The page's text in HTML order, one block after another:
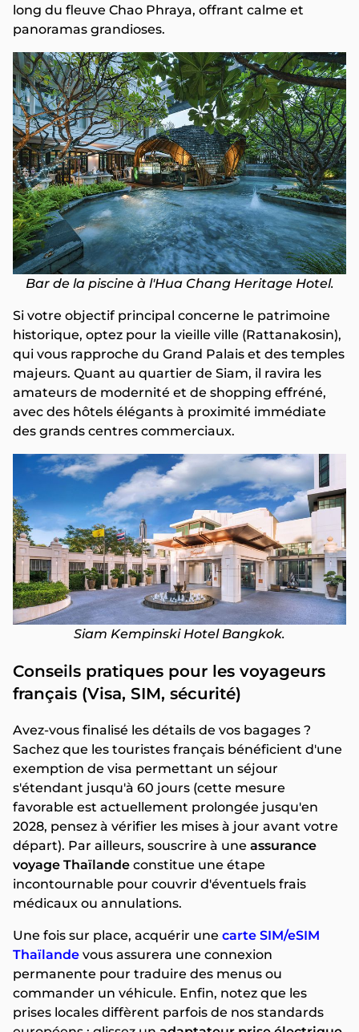
long du fleuve Chao Phraya, offrant calme et
panoramas grandioses.
Bar de la piscine à l'Hua Chang Heritage Hotel.
Si votre objectif principal concerne le patrimoine
historique, optez pour la vieille ville (Rattanakosin),
qui vous rapproche du Grand Palais et des temples
majeurs. Quant au quartier de Siam, il ravira les
amateurs de modernité et de shopping effréné,
avec des hôtels élégants à proximité immédiate
des grands centres commerciaux.
Siam Kempinski Hotel Bangkok.
Conseils pratiques pour les voyageurs
français (Visa, SIM, sécurité)
Avez-vous finalisé les détails de vos bagages ?
Sachez que les touristes français bénéficient d'une
exemption de visa permettant un séjour
s'étendant jusqu'à 60 jours (cette mesure
favorable est actuellement prolongée jusqu'en
2028, pensez à vérifier les mises à jour avant votre
départ). Par ailleurs, souscrire à une assurance
voyage Thaïlande constitue une étape
incontournable pour couvrir d'éventuels frais
médicaux ou annulations.
Une fois sur place, acquérir une carte SIM/eSIM
Thaïlande vous assurera une connexion
permanente pour traduire des menus ou
commander un véhicule. Enfin, notez que les
prises locales diffèrent parfois de nos standards